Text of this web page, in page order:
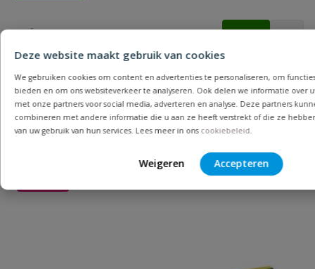
Deze website maakt gebruik van cookies
We gebruiken cookies om content en advertenties te personaliseren, om
bieden en om ons websiteverkeer te analyseren. Ook delen we informatie over
met onze partners voor social media, adverteren en analyse. Deze partners
combineren met andere informatie die u aan ze heeft verstrekt of die ze
van uw gebruik van hun services. Lees meer in ons cookiebeleid.
Weigeren Accepteren
vanaf
Andere producten die mogelijk iets voor je
zijn!